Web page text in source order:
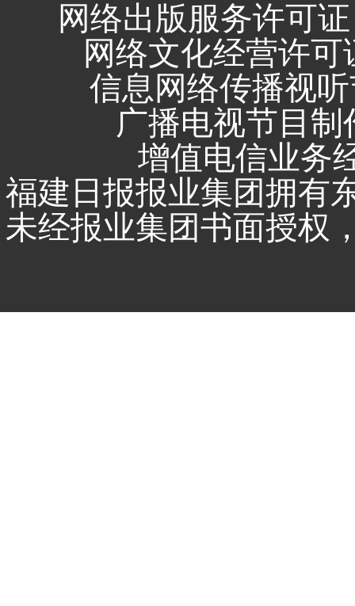
网络出版服务许可
网络文化经营许可
信息网络传播视
广播电视节目
增值电信业务
福建日报报业集团拥有
未经报业集团书面授权